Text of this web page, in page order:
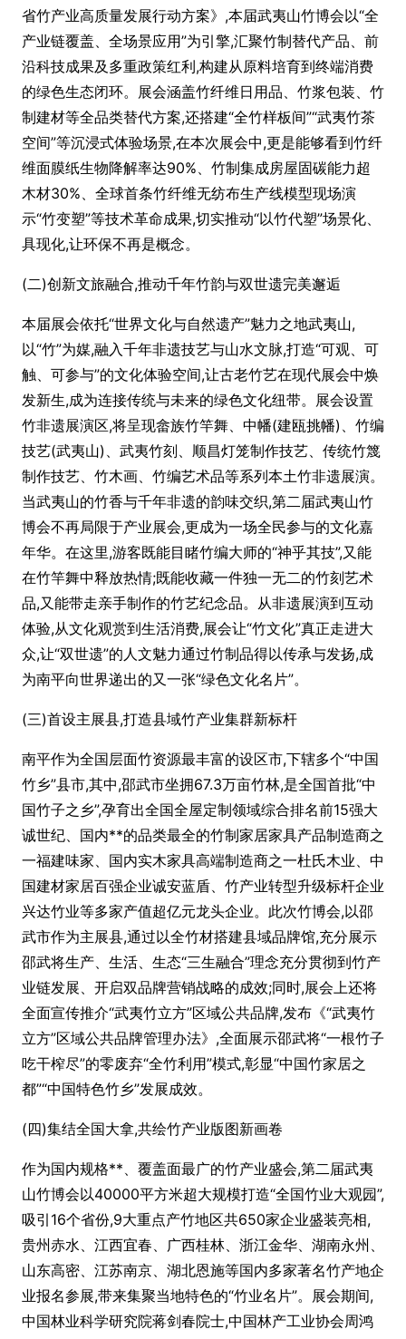
省竹产业高质量发展行动方案》,本届武夷山竹博会以“全
产业链覆盖、全场景应用”为引擎,汇聚竹制替代产品、前
沿科技成果及多重政策红利,构建从原料培育到终端消费
的绿色生态闭环。展会涵盖竹纤维日用品、竹浆包装、竹
制建材等全品类替代方案,还搭建“全竹样板间”“武夷竹茶
空间”等沉浸式体验场景,在本次展会中,更是能够看到竹纤
维面膜纸生物降解率达90%、竹制集成房屋固碳能力超
木材30%、全球首条竹纤维无纺布生产线模型现场演
示“竹变塑”等技术革命成果,切实推动“以竹代塑”场景化、
具现化,让环保不再是概念。
(二)创新文旅融合,推动千年竹韵与双世遗完美邂逅
本届展会依托“世界文化与自然遗产”魅力之地武夷山,
以“竹”为媒,融入千年非遗技艺与山水文脉,打造“可观、可
触、可参与”的文化体验空间,让古老竹艺在现代展会中焕
发新生,成为连接传统与未来的绿色文化纽带。展会设置
竹非遗展演区,将呈现畲族竹竿舞、中幡(建瓯挑幡)、竹编
技艺(武夷山)、武夷竹刻、顺昌灯笼制作技艺、传统竹篾
制作技艺、竹木画、竹编艺术品等系列本土竹非遗展演。
当武夷山的竹香与千年非遗的韵味交织,第二届武夷山竹
博会不再局限于产业展会,更成为一场全民参与的文化嘉
年华。在这里,游客既能目睹竹编大师的“神乎其技”,又能
在竹竿舞中释放热情;既能收藏一件独一无二的竹刻艺术
品,又能带走亲手制作的竹艺纪念品。从非遗展演到互动
体验,从文化观赏到生活消费,展会让“竹文化”真正走进大
众,让“双世遗”的人文魅力通过竹制品得以传承与发扬,成
为南平向世界递出的又一张“绿色文化名片”。
(三)首设主展县,打造县域竹产业集群新标杆
南平作为全国层面竹资源最丰富的设区市,下辖多个“中国
竹乡”县市,其中,邵武市坐拥67.3万亩竹林,是全国首批“中
国竹子之乡”,孕育出全国全屋定制领域综合排名前15强大
诚世纪、国内**的品类最全的竹制家居家具产品制造商之
一福建味家、国内实木家具高端制造商之一杜氏木业、中
国建材家居百强企业诚安蓝盾、竹产业转型升级标杆企业
兴达竹业等多家产值超亿元龙头企业。此次竹博会,以邵
武市作为主展县,通过以全竹材搭建县域品牌馆,充分展示
邵武将生产、生活、生态“三生融合”理念充分贯彻到竹产
业链发展、开启双品牌营销战略的成效;同时,展会上还将
全面宣传推介“武夷竹立方”区域公共品牌,发布《“武夷竹
立方”区域公共品牌管理办法》,全面展示邵武将“一根竹子
吃干榨尽”的零废弃“全竹利用”模式,彰显“中国竹家居之
都”“中国特色竹乡”发展成效。
(四)集结全国大拿,共绘竹产业版图新画卷
作为国内规格**、覆盖面最广的竹产业盛会,第二届武夷
山竹博会以40000平方米超大规模打造“全国竹业大观园”,
吸引16个省份,9大重点产竹地区共650家企业盛装亮相,
贵州赤水、江西宜春、广西桂林、浙江金华、湖南永州、
山东高密、江苏南京、湖北恩施等国内多家著名竹产地企
业报名参展,带来集聚当地特色的“竹业名片”。展会期间,
中国林业科学研究院蒋剑春院士,中国林产工业协会周鸿